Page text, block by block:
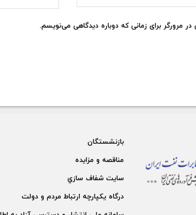
مرورگر برای زمانی که دوباره دیدگاهی می‌نویسم.
بازنشستگان
مناقصه و مزايده
سايت شفاف سازي
درگاه يكپارچه ارتباط مردم و دولت